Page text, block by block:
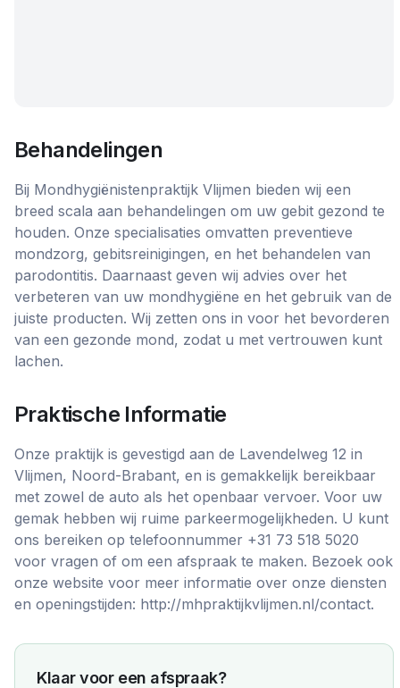
Behandelingen
Bij Mondhygiënistenpraktijk Vlijmen bieden wij een
breed scala aan behandelingen om uw gebit gezond te
houden. Onze specialisaties omvatten preventieve
mondzorg, gebitsreinigingen, en het behandelen van
parodontitis. Daarnaast geven wij advies over het
verbeteren van uw mondhygiëne en het gebruik van de
juiste producten. Wij zetten ons in voor het bevorderen
van een gezonde mond, zodat u met vertrouwen kunt
lachen.
Praktische Informatie
Onze praktijk is gevestigd aan de Lavendelweg 12 in
Vlijmen, Noord-Brabant, en is gemakkelijk bereikbaar
met zowel de auto als het openbaar vervoer. Voor uw
gemak hebben wij ruime parkeermogelijkheden. U kunt
ons bereiken op telefoonnummer +31 73 518 5020
voor vragen of om een afspraak te maken. Bezoek ook
onze website voor meer informatie over onze diensten
en openingstijden: http://mhpraktijkvlijmen.nl/contact.
Klaar voor een afspraak?